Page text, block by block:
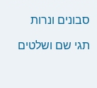
סבונים ונרות
תגי שם ושלטים